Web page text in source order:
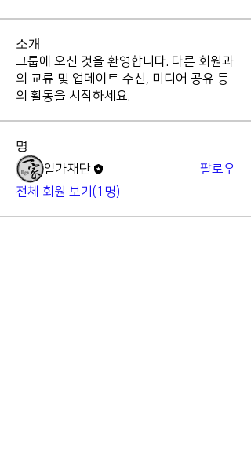
소개
그룹에 오신 것을 환영합니다. 다른 회원과
의 교류 및 업데이트 수신, 미디어 공유 등
의 활동을 시작하세요.
명
일가재단
팔로우
전체 회원 보기(1명)